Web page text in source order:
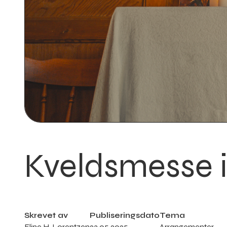
Kveldsmesse
Skrevet av
PubliseringsdatoTema